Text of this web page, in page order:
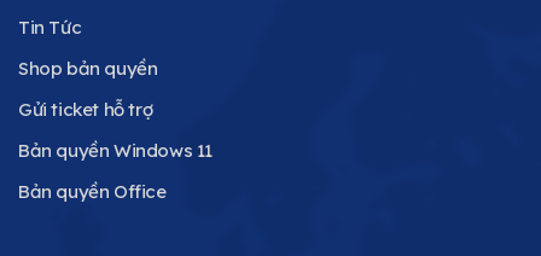
Tin Tức
Shop bản quyền
Gửi ticket hỗ trợ
Bản quyền Windows 11
Bản quyền Office